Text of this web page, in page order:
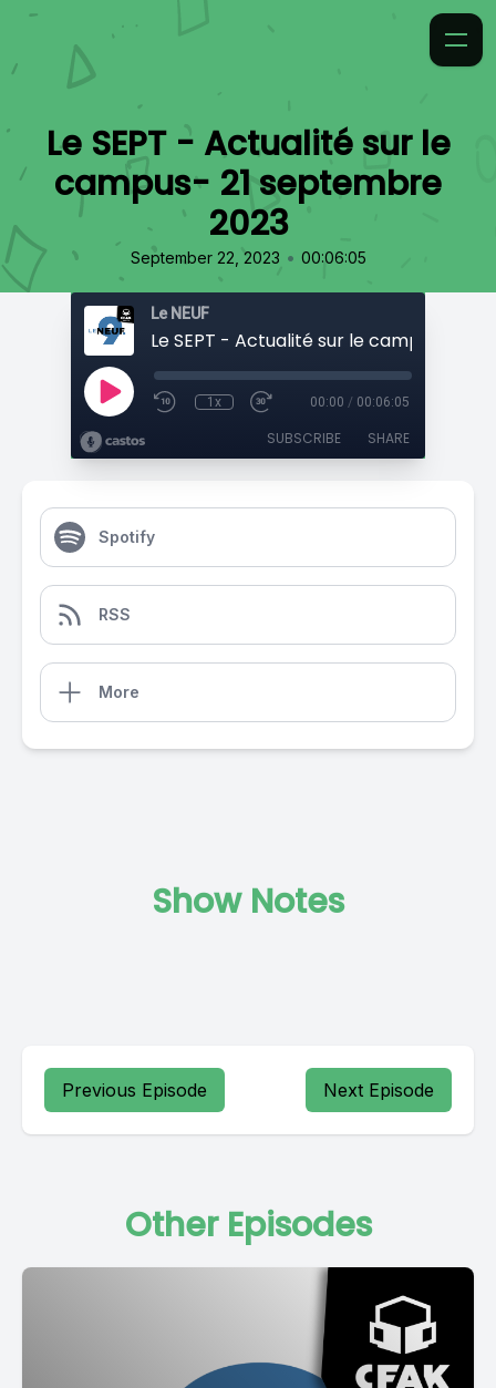
Le SEPT - Actualité sur le
campus- 21 septembre
2023
September 22, 2023 • 00:06:05
Le NEUF
1x 00:00 / 00:06:05
SUBSCRIBE SHARE
Spotify
RSS
More
Show Notes
Previous Episode Next Episode
Other Episodes